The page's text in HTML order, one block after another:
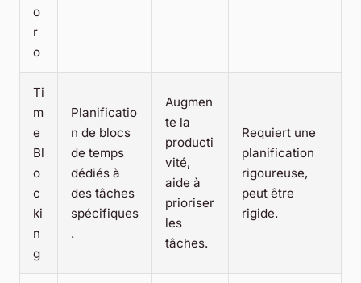
o
r
o
Ti
m
e
Bl
o
c
ki
n
g
Planificatio
n de blocs
de temps
dédiés à
des tâches
spécifiques
.
Augmen
te la
producti
vité,
aide à
prioriser
les
tâches.
Requiert une
planification
rigoureuse,
peut être
rigide.